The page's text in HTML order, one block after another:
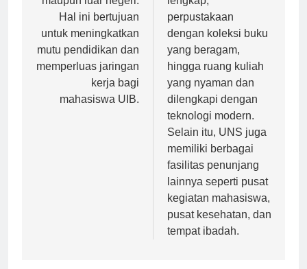
Hal ini bertujuan
untuk meningkatkan
mutu pendidikan dan
memperluas jaringan
kerja bagi
mahasiswa UIB.
perpustakaan
dengan koleksi buku
yang beragam,
hingga ruang kuliah
yang nyaman dan
dilengkapi dengan
teknologi modern.
Selain itu, UNS juga
memiliki berbagai
fasilitas penunjang
lainnya seperti pusat
kegiatan mahasiswa,
pusat kesehatan, dan
tempat ibadah.